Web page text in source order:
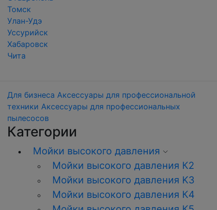
Томск
Улан-Удэ
Уссурийск
Хабаровск
Чита
Для бизнеса Аксессуары для профессиональной
техники Аксессуары для профессиональных
пылесосов
Категории
Мойки высокого давления
Мойки высокого давления К2
Мойки высокого давления K3
Мойки высокого давления К4